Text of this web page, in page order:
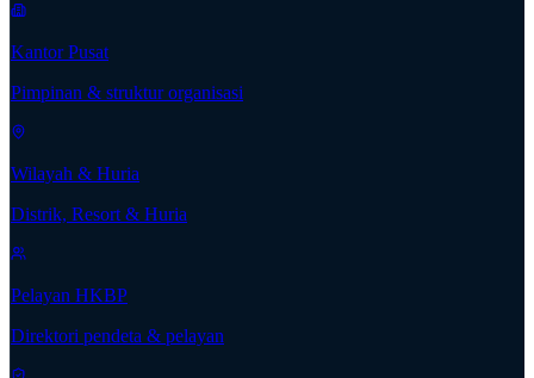
Kantor Pusat
Pimpinan & struktur organisasi
Wilayah & Huria
Distrik, Resort & Huria
Pelayan HKBP
Direktori pendeta & pelayan